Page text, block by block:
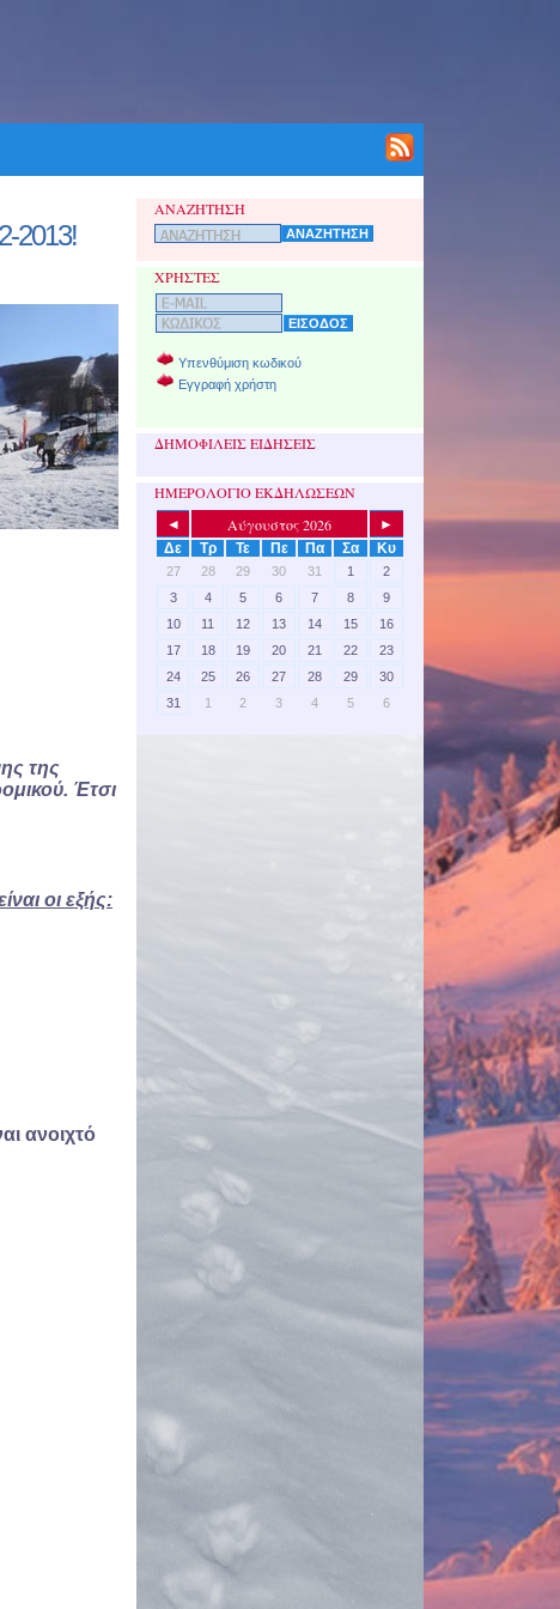
2013!
της
Έτσι
οι εξής:
ανοιχτό
ΑΝΑΖΗΤΗΣΗ
ΧΡΗΣΤΕΣ
Υπενθύμιση κωδικού
Εγγραφή χρήστη
ΔΗΜΟΦΙΛΕΙΣ ΕΙΔΗΣΕΙΣ
ΗΜΕΡΟΛΟΓΙΟ ΕΚΔΗΛΩΣΕΩΝ
◄ Αύγουστος 2026
►
Δε
Τρ Τε Πε Πα Σα Κυ
27 28 29 30 31 1
2
3
4 5 6 7 8
9
10
11 12 13 14 15
16
17
18 19 20 21 22
23
24
25 26 27 28 29
30
31
1 2 3 4 5 6